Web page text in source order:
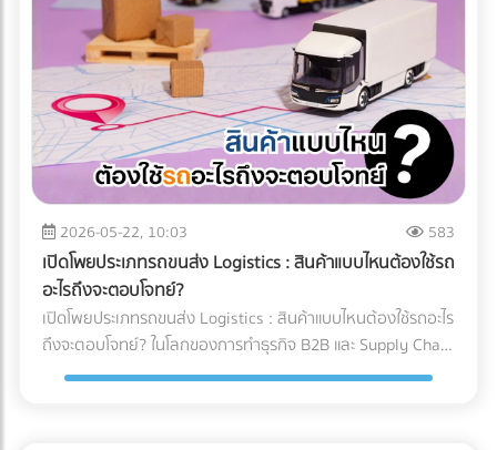
และคำแนะนำสำหรับ Site Manager จากการวางระบบระบายน้ำ
อย่างรัดกุม โครงการสามารถดำเนินงานต่อได้ 100% ตลอดฤดู
ฝน อายุการใช้งานของเครื่องจักรไม่สั้นลง และไม่มีค่าซ่อมบำรุง
ฉุกเฉิน สรุป 3 ข้อแนะนำก่อนเริ่มงาน: 1. เช็กประวัติน้ำท่วมย้อน
หลัง 2. เตรียมเนินดินหรือพื้นที่สูงสำหรับจอดเครื่องจักรหลังเลิก
งาน 3. จัดทำแผนฉุกเฉินในการอพยพเครื่องจักร กำลังเตรียม
พื้นที่ก่อสร้าง หรือต้องการเช่าเครื่องจักรหนัก หรือวางแผน
จัดการเรื่องน้ำ? ค้นหาและเปรียบเทียบบริการได้ที่ At-Once
แพลตฟอร์มรวมธุรกิจ B2B อันดับหนึ่งของไทย
ทำงานของเครื่อง X-ray อย่างไร? เทคโนโลยี X-ray
อุตสาหกรรมอาหาร 2026 ใช้ระบบ AI ในการทำ Anomaly
Detection (การตรวจจับความผิดปกติ) แทนที่จะตั้งค่าความหนา
แน่นแบบตายตัว AI จะเรียนรู้ภาพของอาหารที่สมบูรณ์แบบนับ
หมื่นภาพ เมื่อเจอสิ่งผิดปกติที่ซ่อนอยู่ในพื้นผิวที่ซับซ้อน (เช่น
ซีเรียล หรือถั่วรวม) AI จะประมวลผลและคัดแยกได้อย่างแม่นยำ 3
เทรนด์ความสามารถใหม่ของระบบ QC อาหารอัตโนมัติ 1. การ
ตรวจจับสิ่งแปลกปลอมความหนาแน่นต่ำ: AI ช่วยให้เครื่องสแกน
x-ray ตรวจจับพลาสติกบาง, ยาง, หรือกระดูกอ่อนในเนื้อสัตว์
ซึ่งเป็นสิ่งที่รังสี X-ray แบบเดิมมักจะมองข้าม 2. ตรวจสอบบรรจุ
ภัณฑ์และน้ำหนักในขั้นตอนเดียว: เครื่อง X-ray ยุคใหม่สามารถ
ตรวจสอบรอยซีลรั่ว สินค้าแหว่งหาย และเช็กน้ำหนักรวมไปพร้อม
กับการหาสิ่งแปลกปลอมในเสี้ยววินาที 3. Data Analytics &
Cloud Monitoring: เชื่อมต่อข้อมูลขึ้น Cloud แบบ Real-time
ทำให้ผู้จัดการโรงงานรู้ได้ทันทีว่าของเสียเกิดจากไลน์ผลิตไหน
2026-05-22, 10:03 583
เปิดโพยประเภทรถขนส่ง Logistics : สินค้าแบบไหนต้องใช้รถ
อะไรถึงจะตอบโจทย์?
เปิดโพยประเภทรถขนส่ง Logistics : สินค้าแบบไหนต้องใช้รถอะไร
ถึงจะตอบโจทย์? ในโลกของการทำธุรกิจ B2B และ Supply Chain
การขนส่งสินค้าไม่ใช่แค่การนำของจากจุด A ไปส่งที่จุด B แต่คือ